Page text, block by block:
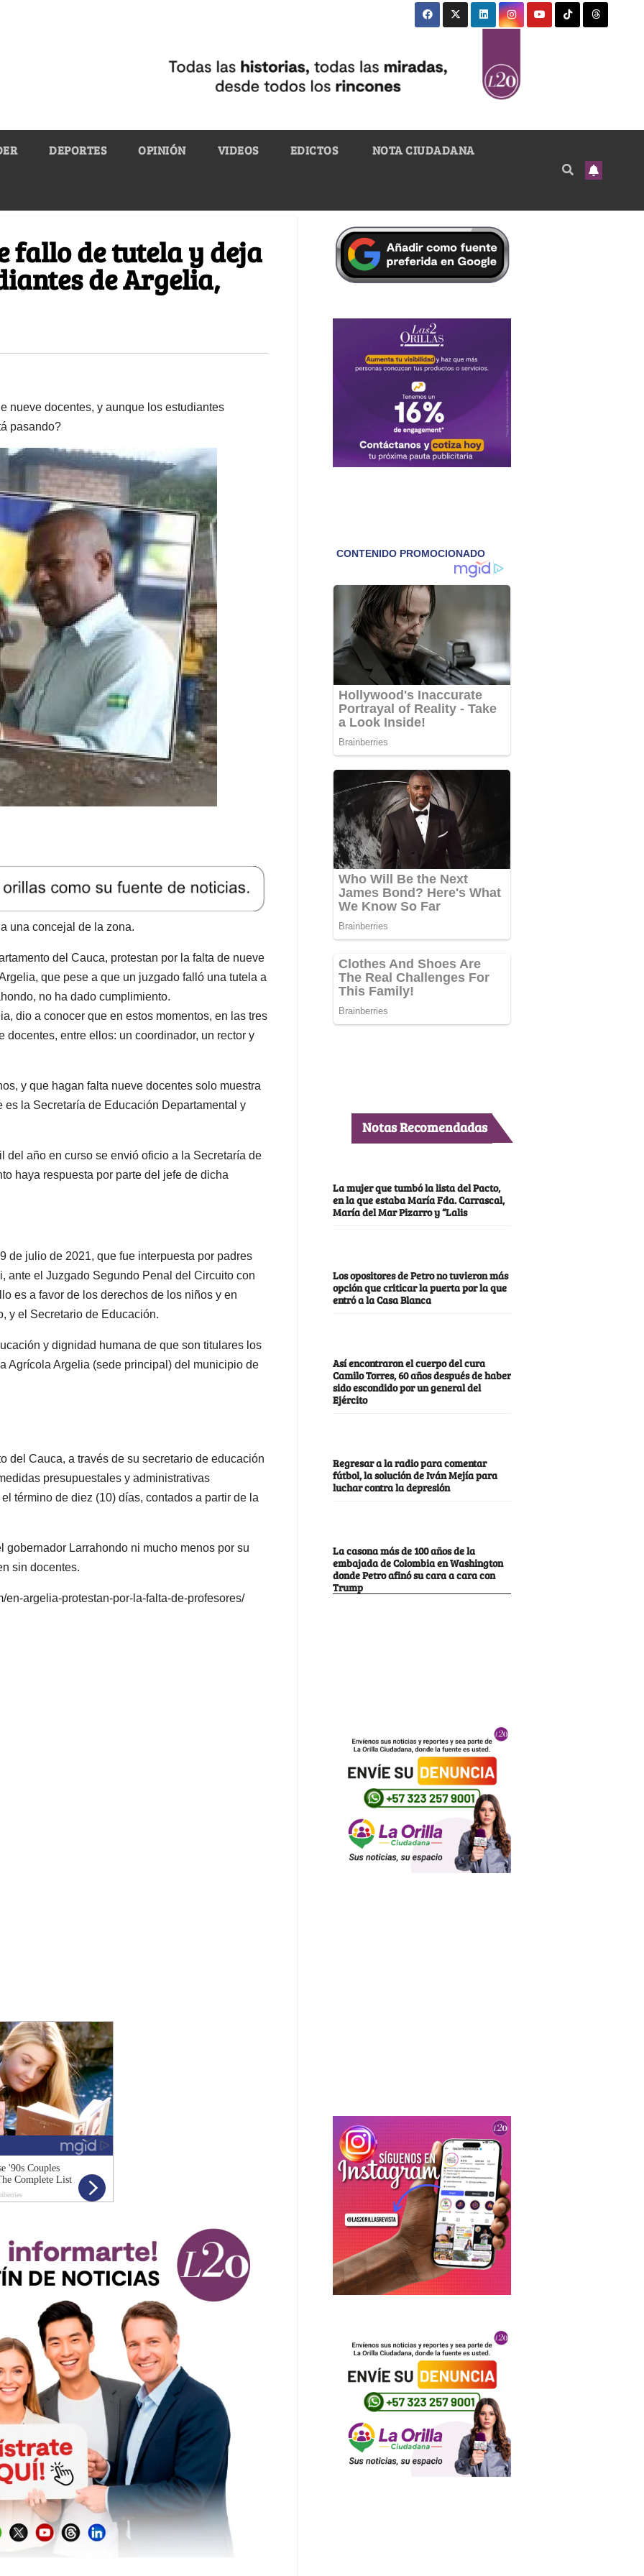
DEPORTES OPINIÓN VIDEOS EDICTOS NOTA CIUDADANA
fallo de tutela y deja
de Argelia,
nueve docentes, y aunque los estudiantes
pasando?
una concejal de la zona.
del Cauca, protestan por la falta de nueve
que pese a que un juzgado falló una tutela a
no ha dado cumplimiento.
dio a conocer que en estos momentos, en las tres
entre ellos: un coordinador, un rector y
y que hagan falta nueve docentes solo muestra
la Secretaría de Educación Departamental y
del año en curso se envió oficio a la Secretaría de
haya respuesta por parte del jefe de dicha
de julio de 2021, que fue interpuesta por padres
ante el Juzgado Segundo Penal del Circuito con
es a favor de los derechos de los niños y en
y el Secretario de Educación.
y dignidad humana de que son titulares los
Agrícola Argelia (sede principal) del municipio de
del Cauca, a través de su secretario de educación
presupuestales y administrativas
término de diez (10) días, contados a partir de la
gobernador Larrahondo ni mucho menos por su
sin docentes.
argelia-protestan-por-la-falta-de-profesores/
Notas Recomendadas
La mujer que tumbó la lista del Pacto,
en la que estaba María Fda. Carrascal,
María del Mar Pizarro y “Lalis
Los opositores de Petro no tuvieron más
opción que criticar la puerta por la que
entró a la Casa Blanca
Así encontraron el cuerpo del cura
Camilo Torres, 60 años después de haber
sido escondido por un general del
Ejército
Regresar a la radio para comentar
fútbol, la solución de Iván Mejía para
luchar contra la depresión
La casona más de 100 años de la
embajada de Colombia en Washington
donde Petro afinó su cara a cara con
Trump